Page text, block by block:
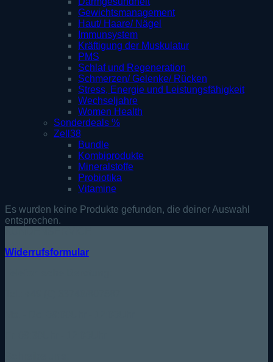
Gewichtsmanagement
Haut/ Haare/ Nägel
Immunsystem
Kräftigung der Muskulatur
PMS
Schlaf und Regeneration
Schmerzen/ Gelenke/ Rücken
Stress, Energie und Leistungsfähigkeit
Wechseljahre
Women Health
Sonderdeals %
Zell38
Bundle
Kombiprodukte
Mineralstoffe
Probiotika
Vitamine
Es wurden keine Produkte gefunden, die deiner Auswahl
entsprechen.
Widerrufsformular